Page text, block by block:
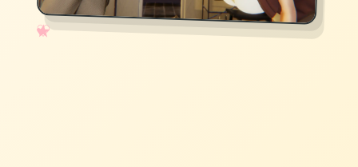
✧
♡
★
♥